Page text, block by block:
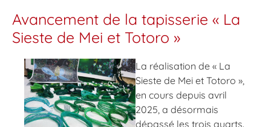
Avancement de la tapisserie « La
Sieste de Mei et Totoro »
La réalisation de « La
Sieste de Mei et Totoro »,
en cours depuis avril
2025, a désormais
dépassé les trois quarts.